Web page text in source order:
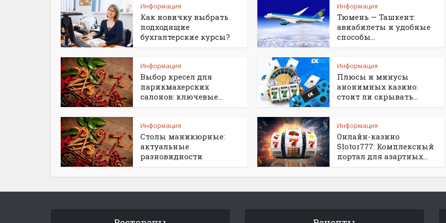
Информация
Как новичку выбрать
подходящие
бухгалтерские курсы?
Информация
Тюмень — Ташкент:
авиабилеты и удобные
способы...
Информация
Выбор кресел для
парикмахерских
салонов: ключевые...
Информация
Плюсы и минусы
анонимных казино:
стоит ли скрывать...
Информация
Столы маникюрные:
актуальные
разновидности
Информация
Онлайн-казино
Slotor777: Комплексный
портал для азартных...